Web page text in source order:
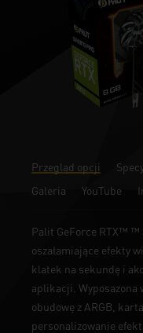
Przegląd opcji
Galeria
YouTube
Palit GeForce RTX™ ™
oszałamiające efekty
klatek na sekundę i
aplikacji. Wyposazona
obudowę z ARGB,
personalizowanie